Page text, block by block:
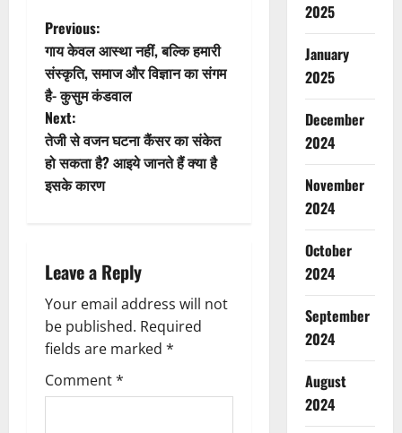
P
o
s
t
n
v
i
g
a
t
Previous:
गाय केवल आस्था नहीं, बल्कि हमारी
संस्कृति, समाज और विज्ञान का संगम
है- कुसुम कंडवाल
Next:
तेजी से वजन घटना कैंसर का संकेत
हो सकता है? आइये जानते हैं क्या है
इसके कारण
Leave a Reply
Your email address will not
be published. Required
fields are marked *
Comment*
2025
January
2025
December
2024
November
2024
October
2024
September
2024
August
2024